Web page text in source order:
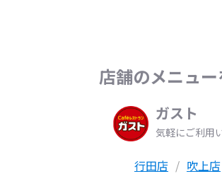
店舗のメニュ
ガスト
気軽にご利用
行田店 吹上店